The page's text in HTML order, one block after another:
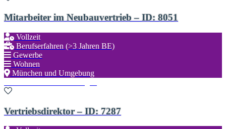
Mitarbeiter im Neubauvertrieb – ID: 8051
Vollzeit
Berufserfahren (>3 Jahren BE)
Gewerbe
Wohnen
München und Umgebung
Vertriebsdirektor – ID: 7287